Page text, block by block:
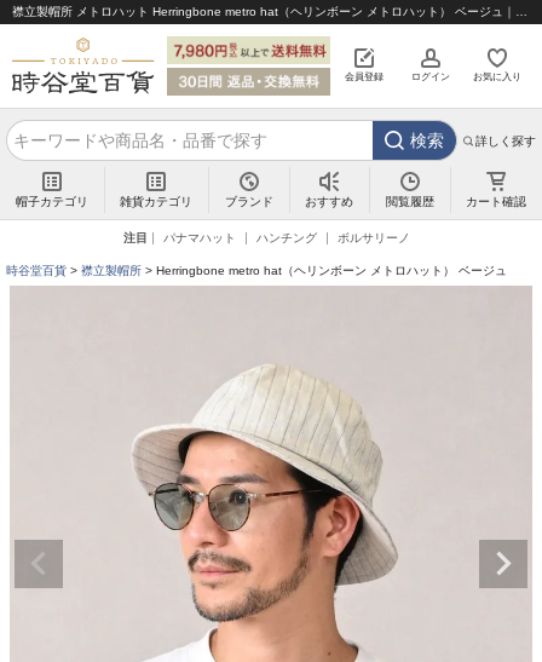
会員登録 ログイン お気に入り
検索 詳しく探す
帽子カテゴリ 雑貨カテゴリ ブランド おすすめ 閲覧履歴 カート確認
注目 パナマハット ハンチング ボルサリーノ
時谷堂百貨 襟立製帽所 Herringbone metro hat（ヘリンボーン メトロハット） ベージュ